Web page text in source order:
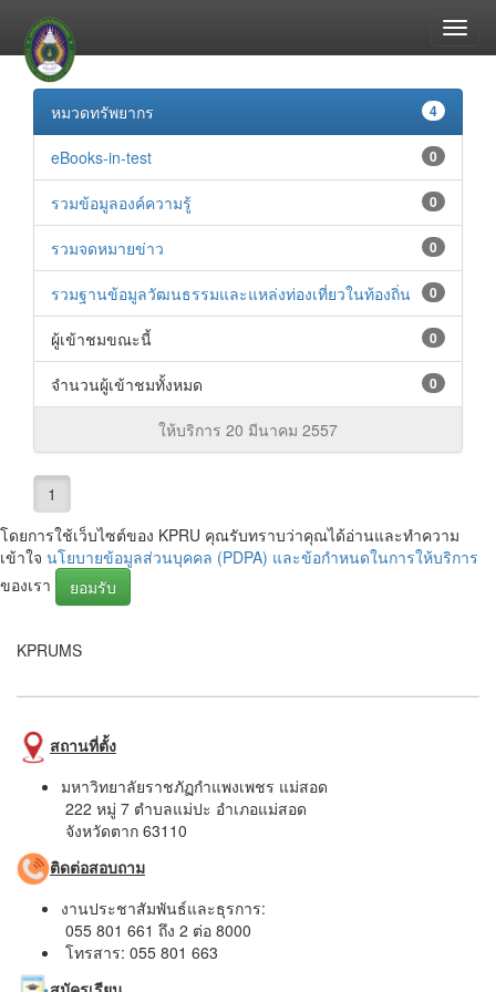
4
หมวดทรัพยากร
0
eBooks-in-test
0
รวมข้อมูลองค์ความรู้
0
รวมจดหมายข่าว
0
รวมฐานข้อมูลวัฒนธรรมและแหล่งท่องเที่ยวในท้องถิ่น
0
ผู้เข้าชมขณะนี้
0
จำนวนผู้เข้าชมทั้งหมด
ให้บริการ 20 มีนาคม 2557
1
โดยการใช้เว็บไซต์ของ KPRU คุณรับทราบว่าคุณได้อ่านและทำความ
เข้าใจ นโยบายข้อมูลส่วนบุคคล (PDPA) และข้อกำหนดในการให้บริการ
ของเรา
ยอมรับ
KPRUMS
สถานที่ตั้ง
มหาวิทยาลัยราชภัฏกำแพงเพชร แม่สอด
222 หมู่ 7 ตำบลแม่ปะ อำเภอแม่สอด
จังหวัดตาก 63110
ติดต่อสอบถาม
งานประชาสัมพันธ์และธุรการ:
055 801 661 ถึง 2 ต่อ 8000
โทรสาร: 055 801 663